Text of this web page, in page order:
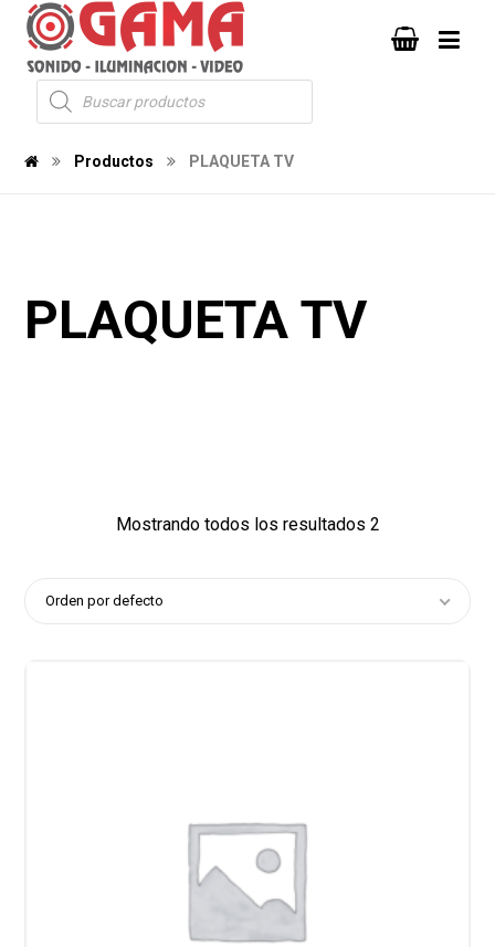
Productos PLAQUETA TV
PLAQUETA TV
Mostrando todos los resultados 2
Orden por defecto